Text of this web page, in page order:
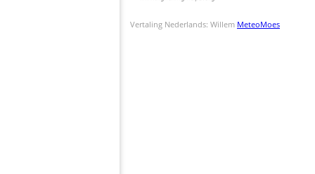
Vertaling Nederlands: Willem MeteoMoes